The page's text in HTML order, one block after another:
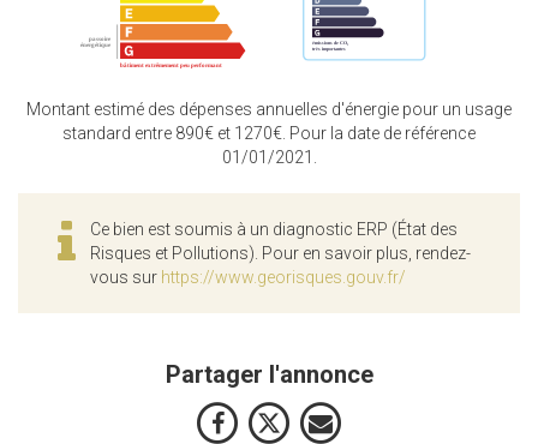
Montant estimé des dépenses annuelles d'énergie pour un usage
standard entre 890€ et 1270€. Pour la date de référence
01/01/2021.
Ce bien est soumis à un diagnostic ERP (État des
Risques et Pollutions). Pour en savoir plus, rendez-
vous sur https://www.georisques.gouv.fr/
Partager l'annonce